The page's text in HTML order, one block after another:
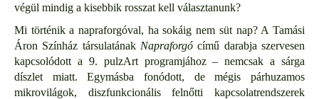
végül mindig a kisebbik rosszat kell választanunk?
Mi történik a napraforgóval, ha sokáig nem süt nap? A Tamási
Áron Színház társulatának Napraforgó című darabja szervesen
kapcsolódott a 9. pulzArt programjához – nemcsak a sárga
díszlet miatt. Egymásba fonódott, de mégis párhuzamos
mikrovilágok, diszfunkcionális felnőtti kapcsolatrendszerek